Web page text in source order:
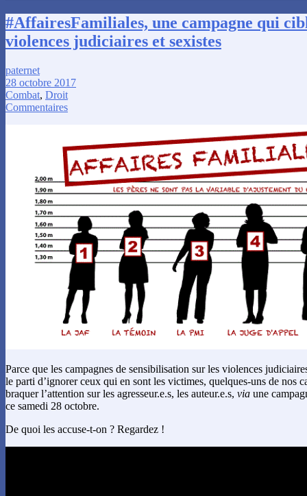
#AffairesFamiliales, une campagne qui
violences judiciaires et sexistes
paternet
28 octobre 2017
Combat, Droit
Commentaires
Parce que les campagnes de sensibilisation sur les violences
le parti d’ignorer ceux qui en sont les victimes, quelques-uns de nos
braquer l’attention sur les agresseur.e.s, les auteur.e.s, via une
ce samedi 28 octobre.
De quoi les accuse-t-on ? Regardez !